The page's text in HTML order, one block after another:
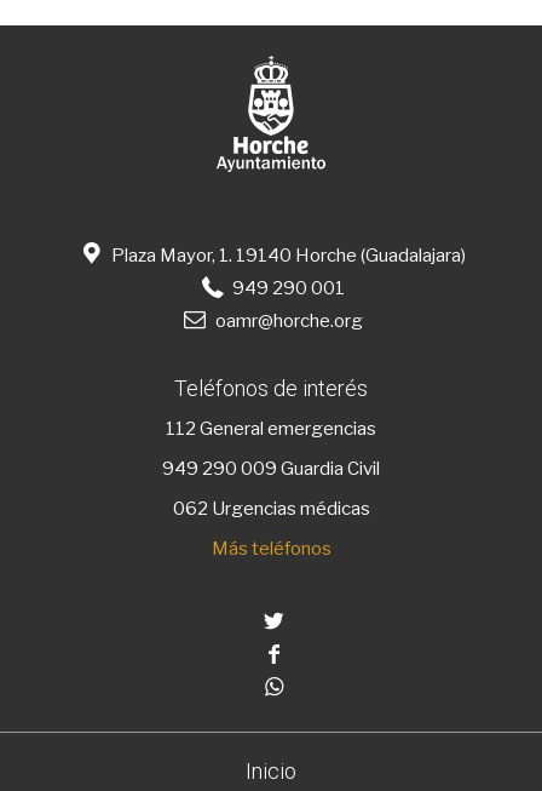
Plaza Mayor, 1. 19140 Horche (Guadalajara)
949 290 001
oamr@horche.org
Teléfonos de interés
112 General emergencias
949 290 009 Guardia Civil
062 Urgencias médicas
Más teléfonos
Inicio